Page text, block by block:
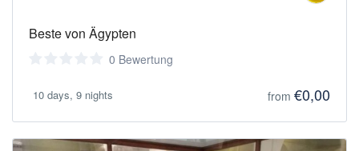
Beste von Ägypten
0 Bewertung
10 days, 9 nights from €0,00